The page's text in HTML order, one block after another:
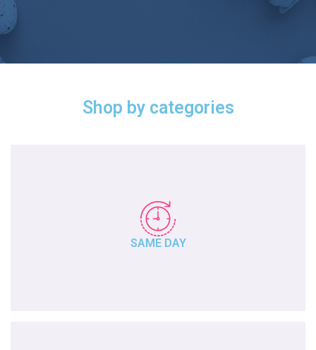
Shop by categories
SAME DAY